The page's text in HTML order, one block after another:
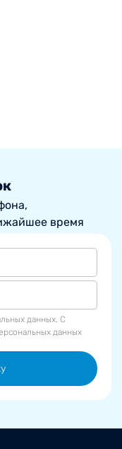
время
данных. С
данных